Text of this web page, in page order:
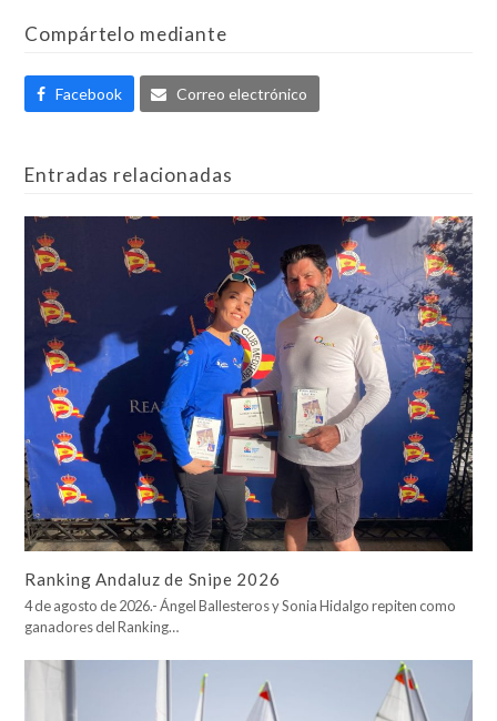
Compártelo mediante
Facebook Correo electrónico
Entradas relacionadas
Ranking Andaluz de Snipe 2026
4 de agosto de 2026.- Ángel Ballesteros y Sonia Hidalgo repiten como
ganadores del Ranking…